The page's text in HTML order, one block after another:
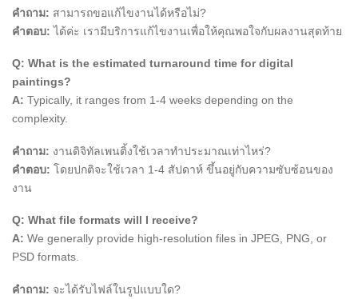
คำถาม: สามารถขอแก้ไขงานได้หรือไม่?
คำตอบ: ได้ค่ะ เรามีบริการแก้ไขงานเพื่อให้คุณพอใจกับผลงานสุดท้าย
Q: What is the estimated turnaround time for digital
paintings?
A: Typically, it ranges from 1-4 weeks depending on the
complexity.
คำถาม: งานดิจิทัลเพนติ้งใช้เวลาทำประมาณเท่าไหร่?
คำตอบ: โดยปกติจะใช้เวลา 1-4 สัปดาห์ ขึ้นอยู่กับความซับซ้อนของ
งาน
Q: What file formats will I receive?
A: We generally provide high-resolution files in JPEG, PNG, or
PSD formats.
คำถาม: จะได้รับไฟล์ในรูปแบบใด?